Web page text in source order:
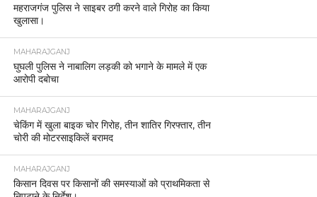
महराजगंज पुलिस ने साइबर ठगी करने वाले गिरोह का किया
खुलासा।
MAHARAJGANJ
घुघली पुलिस ने नाबालिग लड़की को भगाने के मामले में एक
आरोपी दबोचा
MAHARAJGANJ
चेकिंग में खुला बाइक चोर गिरोह, तीन शातिर गिरफ्तार, तीन
चोरी की मोटरसाइकिलें बरामद
MAHARAJGANJ
किसान दिवस पर किसानों की समस्याओं को प्राथमिकता से